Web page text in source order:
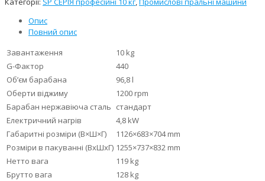
Опис
Повний опис
Завантаження
10 kg
G-Фактор
440
Об’єм барабана
96,8 l
Оберти віджиму
1200 rpm
Барабан нержавіюча сталь стандарт
Електричний нагрів
4,8 kW
Габаритні розміри (В×Ш×Г)
1126×683×704 mm
Розміри в пакуванні (ВхШхГ) 1255×737×832 mm
Нетто вага
119 kg
Брутто вага
128 kg